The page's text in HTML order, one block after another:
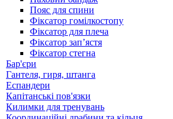
Пояс для спини
Фіксатор гомілкостопу
Фіксатор для плеча
Фіксатор запʼястя
Фіксатор стегна
Бар'єри
Гантеля, гиря, штанга
Еспандери
Капітанські пов'язки
Килимки для тренувань